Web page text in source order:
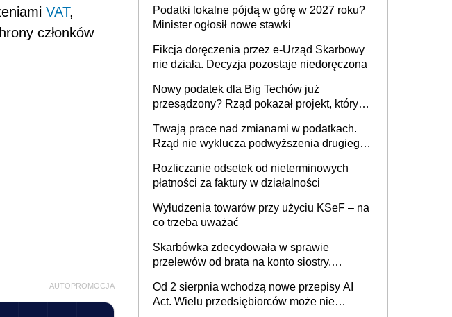
VAT,
członków
AUTOPROMOCJA
umowy cywilnoprawnej jedynym
racjonalnym wyjściem
Podatki lokalne pójdą w górę w 2027 roku?
Minister ogłosił nowe stawki
Fikcja doręczenia przez e-Urząd Skarbowy
nie działa. Decyzja pozostaje niedoręczona
Nowy podatek dla Big Techów już
przesądzony? Rząd pokazał projekt, który
Trwają prace nad zmianami w podatkach.
Rząd nie wyklucza podwyższenia drugiego
Rozliczanie odsetek od nieterminowych
płatności za faktury w działalności
Wyłudzenia towarów przy użyciu KSeF – na
co trzeba uważać
Skarbówka zdecydowała w sprawie
przelewów od brata na konto siostry.
darowizna, ale podatku jednak nie będzie
Od 2 sierpnia wchodzą nowe przepisy AI
Act. Wielu przedsiębiorców może nie